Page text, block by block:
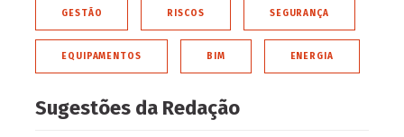
GESTÃO RISCOS SEGURANÇA
EQUIPAMENTOS BIM ENERGIA
Sugestões da Redação